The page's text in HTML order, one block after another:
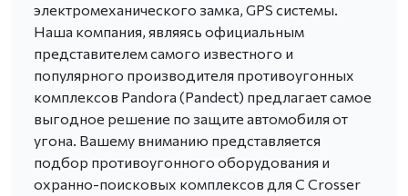
электромеханического замка, GPS системы.
Наша компания, являясь официальным
представителем самого известного и
популярного производителя противоугонных
комплексов Pandora (Pandect) предлагает самое
выгодное решение по защите автомобиля от
угона. Вашему вниманию представляется
подбор противоугонного оборудования и
охранно-поисковых комплексов для C Crosser